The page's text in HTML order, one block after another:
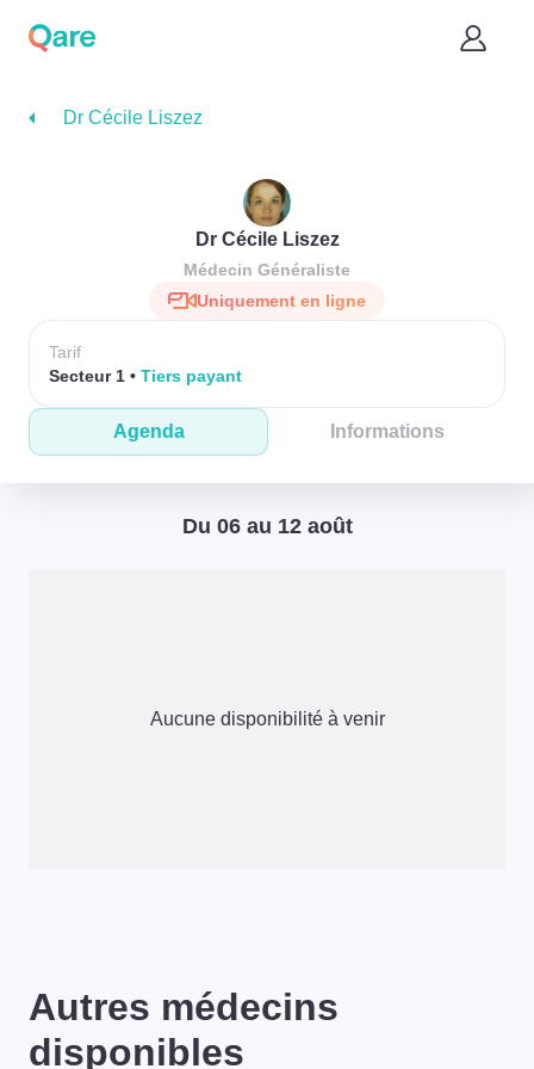
Dr Cécile Liszez
Dr Cécile Liszez
Médecin Généraliste
Uniquement en ligne
Tarif
Secteur 1
Tiers payant
Agenda Informations
Du 06 au 12 août
Aucune disponibilité à venir
Autres médecins
disponibles